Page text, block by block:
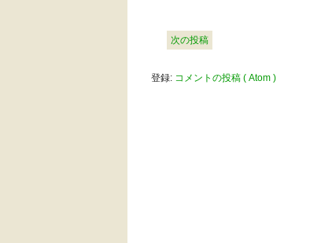
次の投稿
登録: コメントの投稿 ( Atom )